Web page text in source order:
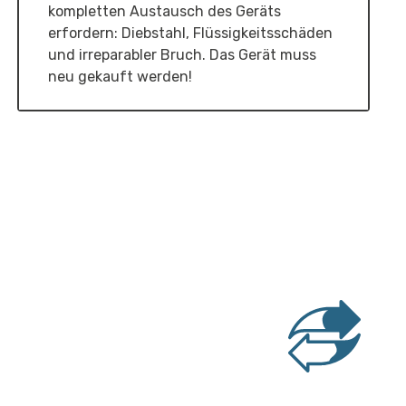
kompletten Austausch des Geräts
erfordern: Diebstahl, Flüssigkeitsschäden
und irreparabler Bruch. Das Gerät muss
neu gekauft werden!